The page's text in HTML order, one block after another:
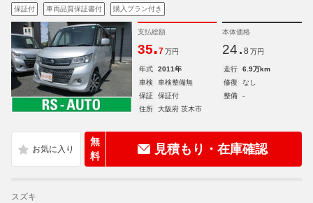
保証付 車両品質保証書付 購入プラン付き
支払総額
35.7 万円
本体価格
24. 8 万円
年式 2011年 走行
6.9万km
車検
車検整備無 修復
なし
保証
保証付 整備
-
住所
大阪府 茨木市
無
料
見積もり・在庫確認
スズキ